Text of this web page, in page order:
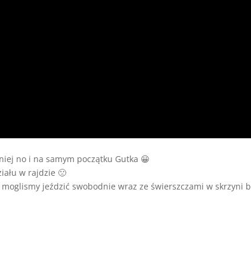
no i na samym początku Gutka 😀
w rajdzie 🙁
moglismy jeździć swobodnie wraz ze świerszczami w skrzyni